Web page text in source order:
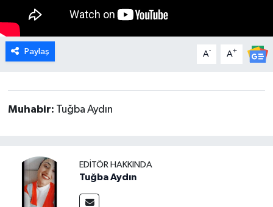
Paylaş A- A+
Muhabir: Tuğba Aydın
EDITÖR HAKKINDA
Tuğba Aydın
HABERDE İNSAN
KÜLTÜR SANAT
SAĞLIK